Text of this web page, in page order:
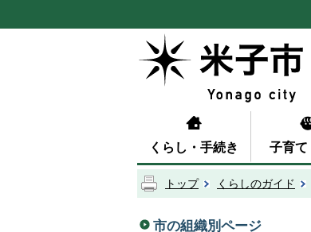
くらし・手続き 子育
トップ くらしのガイド
市の組織別ページ